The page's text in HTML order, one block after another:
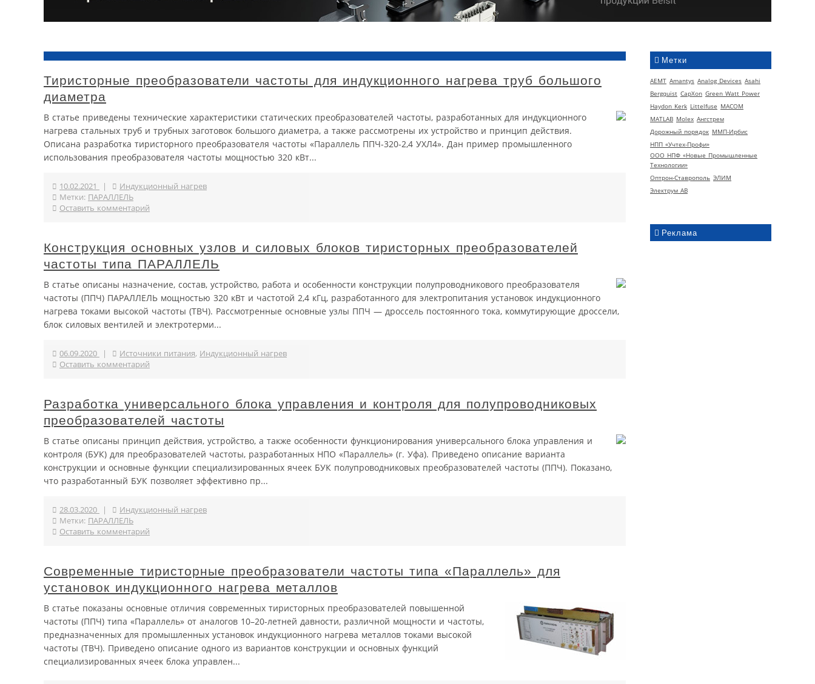
Метки
AEMT Amantys Analog Devices Asahi
Bergquist CapXon Green Watt Power
Haydon Kerk Littelfuse MACOM
MATLAB Molex Ангстрем
Дорожный порядок ММП-Ирбис
НПП «Учтех-Профи»
ООО НПФ «Новые Промышленные
Технологии»
Оптрон-Ставрополь ЭЛИМ
Электрум АВ
Реклама
Тиристорные преобразователи частоты для индукционного нагрева труб большого
диаметра
В статье приведены технические характеристики статических преобразователей частоты, разработанных для индукционного
нагрева стальных труб и трубных заготовок большого диаметра, а также рассмотрены их устройство и принцип действия.
Описана разработка тиристорного преобразователя частоты «Параллель ППЧ-320-2,4 УХЛ4». Дан пример промышленного
использования преобразователя частоты мощностью 320 кВт...
10.02.2021 |
Индукционный нагрев
Метки: ПАРАЛЛЕЛЬ
Оставить комментарий
Конструкция основных узлов и силовых блоков тиристорных преобразователей
частоты типа ПАРАЛЛЕЛЬ
В статье описаны назначение, состав, устройство, работа и особенности конструкции полупроводникового преобразователя
частоты (ППЧ) ПАРАЛЛЕЛЬ мощностью 320 кВт и частотой 2,4 кГц, разработанного для электропитания установок индукционного
нагрева токами высокой частоты (ТВЧ). Рассмотренные основные узлы ППЧ — дроссель постоянного тока, коммутирующие дроссели,
блок силовых вентилей и электротерми...
06.09.2020 | Источники питания, Индукционный нагрев
Оставить комментарий
Разработка универсального блока управления и контроля для полупроводниковых
преобразователей частоты
В статье описаны принцип действия, устройство, а также особенности функционирования универсального блока управления и
контроля (БУК) для преобразователей частоты, разработанных НПО «Параллель» (г. Уфа). Приведено описание варианта
конструкции и основные функции специализированных ячеек БУК полупроводниковых преобразователей частоты (ППЧ). Показано,
что разработанный БУК позволяет эффективно пр...
28.03.2020 |
Индукционный нагрев
Метки: ПАРАЛЛЕЛЬ
Оставить комментарий
Современные тиристорные преобразователи частоты типа «Параллель» для
установок индукционного нагрева металлов
В статье показаны основные отличия современных тиристорных преобразователей повышенной
частоты (ППЧ) типа «Параллель» от аналогов 10–20-летней давности, различной мощности и частоты,
предназначенных для промышленных установок индукционного нагрева металлов токами высокой
частоты (ТВЧ). Приведено описание одного из вариантов конструкции и основных функций
специализированных ячеек блока управлен...